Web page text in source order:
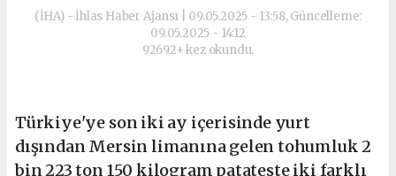
(İHA) - İhlas Haber Ajansı | 09.05.2025 - 13:58, Güncelleme:
09.05.2025 - 14:12
92692+ kez okundu.
Türkiye'ye son iki ay içerisinde yurt
dışından Mersin limanına gelen tohumluk 2
bin 223 ton 150 kilogram patateste iki farklı